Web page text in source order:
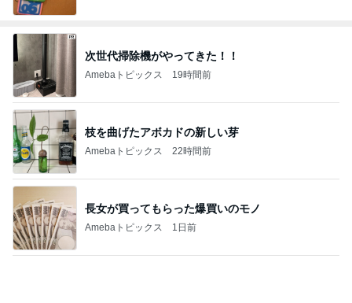
次世代掃除機がやってきた！！
Amebaトピックス 19時間前
枝を曲げたアボカドの新しい芽
Amebaトピックス 22時間前
長女が買ってもらった爆買いのモノ
Amebaトピックス 1日前